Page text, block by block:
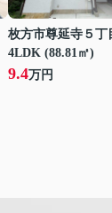
枚方市尊延寺５丁
4LDK (88.81㎡)
9.4万円